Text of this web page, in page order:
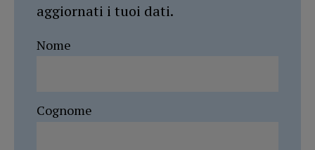
aggiornati i tuoi dati.
Nome
Cognome